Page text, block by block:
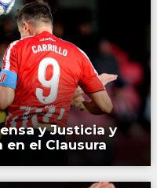
y Justicia y
el Clausura